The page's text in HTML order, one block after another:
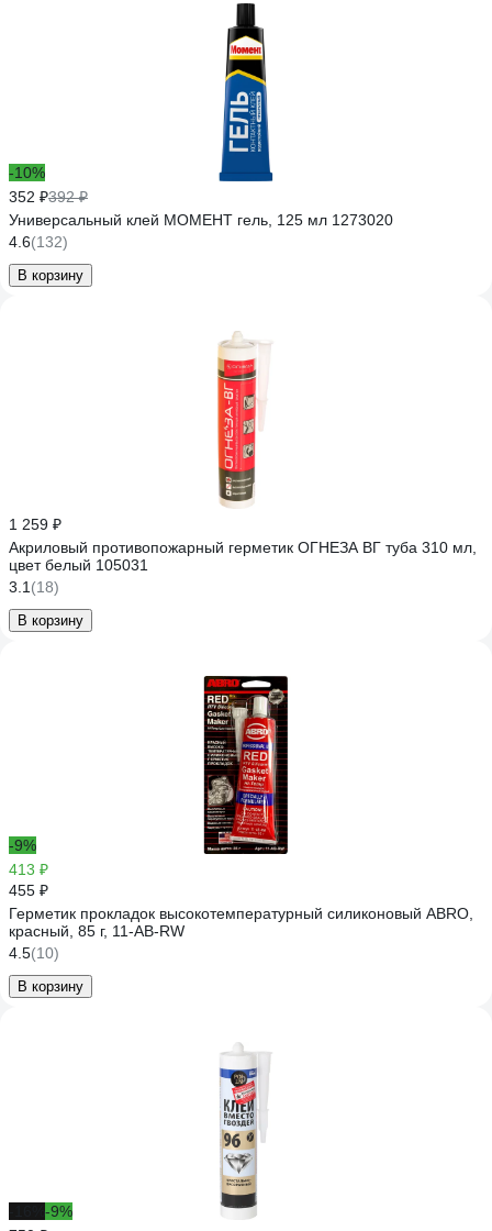
-10%
352 ₽392 ₽
Универсальный клей МОМЕНТ гель, 125 мл 1273020
4.6(132)
В корзину
1 259 ₽
Акриловый противопожарный герметик ОГНЕЗА ВГ туба 310 мл,
цвет белый 105031
3.1 (18)
В корзину
-9%
413 ₽
455 ₽
Герметик прокладок высокотемпературный силиконовый ABRO,
красный, 85 г, 11-AB-RW
4.5(10)
В корзину
-9%